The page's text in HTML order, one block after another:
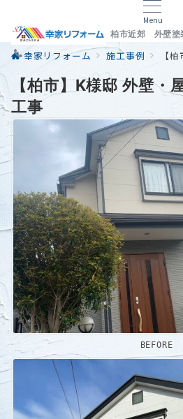
Menu
柏市近郊 外壁塗
幸家リフォーム 施工事例 【柏
【柏市】K様邸 外壁・
工事
BEFORE